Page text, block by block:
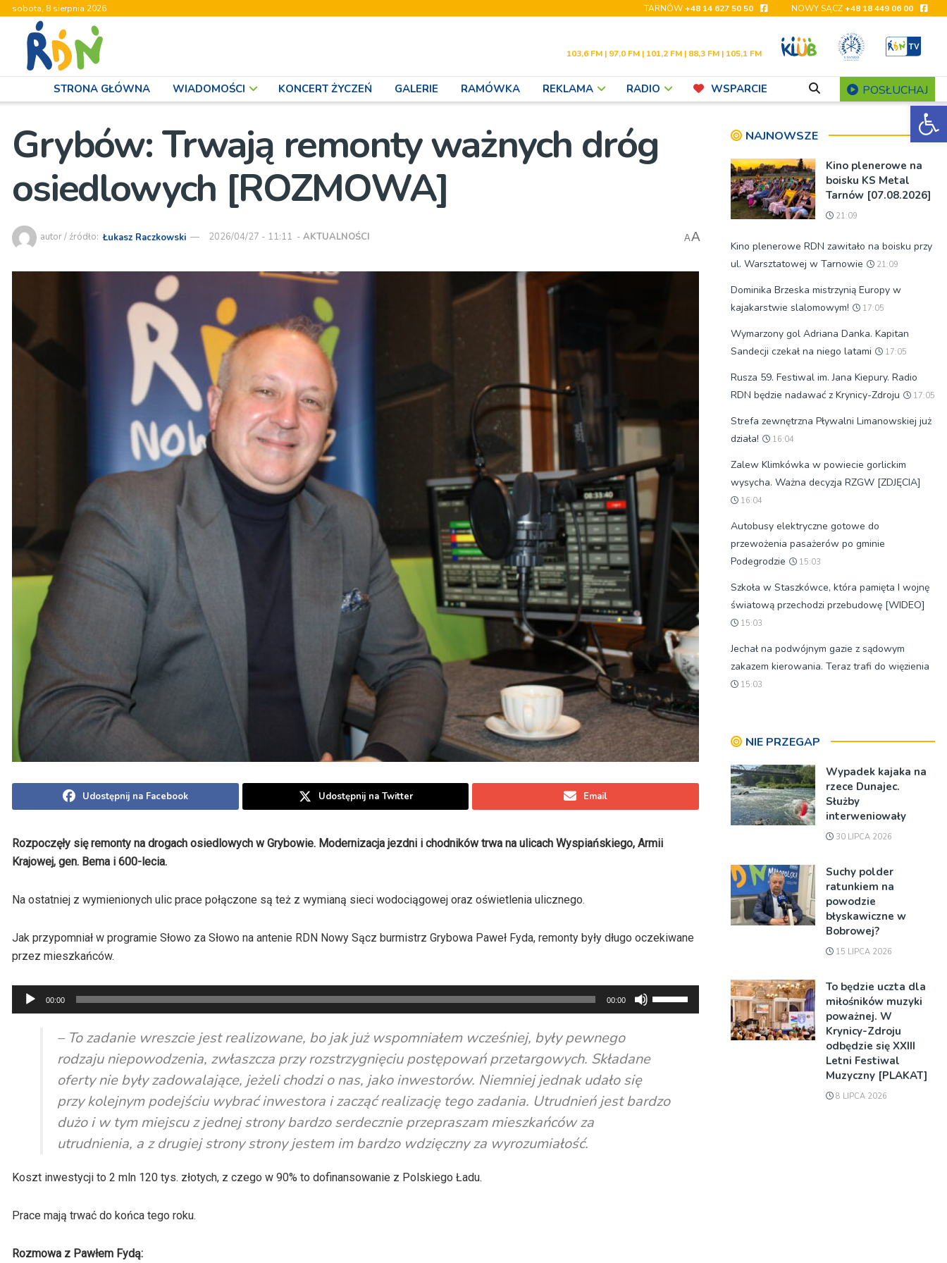
sobota, 8 sierpnia 2026 TARNÓW+48 14 627 50 50 NOWY SĄCZ+48 18 449 06 00
103,6 FM | 97,0 FM | 101,2 FM | 88,3 FM | 105,1 FM
STRONA GŁÓWNA WIADOMOŚCI KONCERT ŻYCZEŃ GALERIE RAMÓWKA REKLAMA RADIO WSPARCIE POSŁUCHAJ
Grybów: Trwają remonty ważnych dróg
osiedlowych [ROZMOWA]
autor / źródło: Łukasz Raczkowski 2026/04/27 - 11:11 - AKTUALNOŚCI AA
Udostępnij na Facebook Udostępnij na Twitter Email
Rozpoczęły się remonty na drogach osiedlowych w Grybowie. Modernizacja jezdni i chodników trwa na ulicach Wyspiańskiego, Armii
Krajowej, gen. Bema i 600-lecia.
Na ostatniej z wymienionych ulic prace połączone są też z wymianą sieci wodociągowej oraz oświetlenia ulicznego.
Jak przypomniał w programie Słowo za Słowo na antenie RDN Nowy Sącz burmistrz Grybowa Paweł Fyda, remonty były długo oczekiwane
przez mieszkańców.
Odtwarzacz
plików
dźwiękowych
00:00 00:00
strzałek
dołu
– To zadanie wreszcie jest realizowane, bo jak już wspomniałem wcześniej, były pewnego
rodzaju niepowodzenia, zwłaszcza przy rozstrzygnięciu postępowań przetargowych. Składane
oferty nie były zadowalające, jeżeli chodzi o nas, jako inwestorów. Niemniej jednak udało się
przy kolejnym podejściu wybrać inwestora i zacząć realizację tego zadania. Utrudnień jest bardzo
dużo i w tym miejscu z jednej strony bardzo serdecznie przepraszam mieszkańców za
utrudnienia, a z drugiej strony strony jestem im bardzo wdzięczny za wyrozumiałość.
Koszt inwestycji to 2 mln 120 tys. złotych, z czego w 90% to dofinansowanie z Polskiego Ładu.
Prace mają trwać do końca tego roku.
Rozmowa z Pawłem Fydą:
NAJNOWSZE
Kino plenerowe na
boisku KS Metal
Tarnów [07.08.2026]
21:09
Kino plenerowe RDN zawitało na boisku przy
ul. Warsztatowej w Tarnowie
21:09
Dominika Brzeska mistrzynią Europy w
kajakarstwie slalomowym!
17:05
Wymarzony gol Adriana Danka. Kapitan
Sandecji czekał na niego latami
17:05
Rusza 59. Festiwal im. Jana Kiepury. Radio
RDN będzie nadawać z Krynicy-Zdroju
17:05
Strefa zewnętrzna Pływalni Limanowskiej już
działa!
16:04
Zalew Klimkówka w powiecie gorlickim
wysycha. Ważna decyzja RZGW [ZDJĘCIA]
16:04
Autobusy elektryczne gotowe do
przewożenia pasażerów po gminie
Podegrodzie
15:03
Szkoła w Staszkówce, która pamięta I wojnę
światową przechodzi przebudowę [WIDEO]
15:03
Jechał na podwójnym gazie z sądowym
zakazem kierowania. Teraz trafi do więzienia
15:03
NIE PRZEGAP
Wypadek kajaka na
rzece Dunajec.
Służby
interweniowały
30 LIPCA 2026
Suchy polder
ratunkiem na
powodzie
błyskawiczne w
Bobrowej?
15 LIPCA 2026
To będzie uczta dla
miłośników muzyki
poważnej. W
Krynicy-Zdroju
odbędzie się XXIII
Letni Festiwal
Muzyczny [PLAKAT]
8 LIPCA 2026